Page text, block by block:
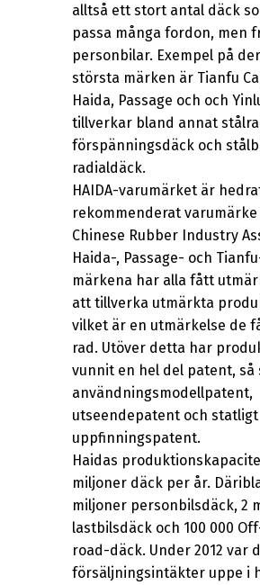
alltså ett stort antal däck
passa många fordon, men
personbilar. Exempel på
största märken är Tianfu
Haida, Passage och och
tillverkar bland annat
förspänningsdäck och
radialdäck.
HAIDA-varumärket är
rekommenderat varumärke
Chinese Rubber Industry
Haida-, Passage- och
märkena har alla fått
att tillverka utmärkta
vilket är en utmärkelse de
rad. Utöver detta har
vunnit en hel del patent, så
användningsmodellpatent,
utseendepatent och statligt
uppfinningspatent.
Haidas
miljoner däck per år.
miljoner personbilsdäck, 2
lastbilsdäck och 100 000
road-däck. Under 2012 var
försäljningsintäkter uppe i